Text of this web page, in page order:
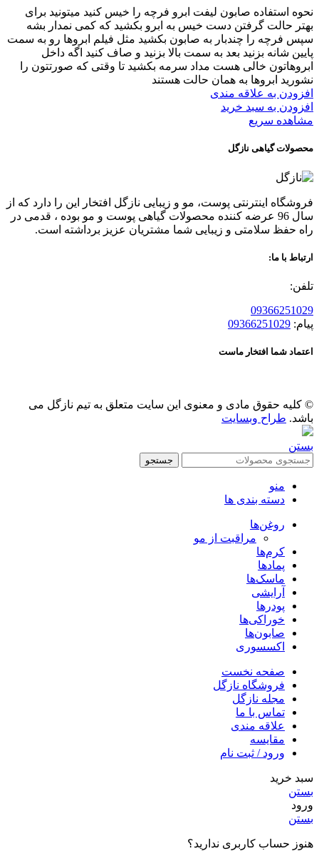
نحوه استفاده صابون لیفت ابرو فرچه را خیس کنید میتونید برای
بهتر حالت گرفتن دست خیس به ابرو بکشید که کمی نمدار بشه
سپس فرچه را چندبار به صابون بکشید مثل فیلم ابروها رو به سمت
پایین شانه بزنید بعد به سمت بالا بزنید و صاف کنید اگه داخل
ابروهاتون خالی هست مداد سرمه بکشید تا وقتی که صورتتون را
نشورید ابروها به همان حالت هستند
افزودن به علاقه مندی
افزودن به سبد خرید
مشاهده سریع
محصولات گیاهی نازگل
فروشگاه اینترنتی پوست، مو و زیبایی نازگل افتخار این را دارد که از
سال 96 عرضه کننده محصولات گیاهی پوست و مو بوده ، قدمی در
راه حفظ سلامتی و زیبایی شما مشتریان عزیز برداشته است.
ارتباط با ما:
تلفن:
09366251029
پیام: 09366251029
اعتماد شما افتخار ماست
© کلیه حقوق مادی و معنوی این سایت متعلق به تیم نازگل می
باشد. طراح وبسایت
بستن
جستجو
منو
دسته بندی ها
روغن‌ها
مراقبت از مو
کرم‌ها
پمادها
ماسک‌ها
آرایشی
پودرها
خوراکی‌ها
صابون‌ها
اکسسوری
صفحه نخست
فروشگاه نازگل
مجله نازگل
تماس با ما
علاقه مندی
مقایسه
ورود / ثبت نام
سبد خرید
بستن
ورود
بستن
هنوز حساب کاربری ندارید؟